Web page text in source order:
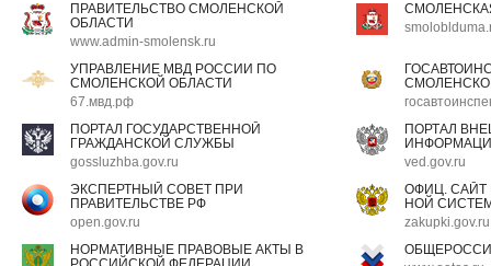
ПРАВИТЕЛЬСТВО СМОЛЕНСКОЙ
ОБЛАСТИ
www.admin-smolensk.ru
УПРАВЛЕНИЕ МВД РОССИИ ПО
СМОЛЕНСКОЙ ОБЛАСТИ
67.мвд.рф
ПОРТАЛ ГОСУДАРСТВЕННОЙ
ГРАЖДАНСКОЙ СЛУЖБЫ
gossluzhba.gov.ru
ПОРТАЛ
ved.gov.ru
ЭКСПЕРТНЫЙ СОВЕТ ПРИ
ПРАВИТЕЛЬСТВЕ РФ
open.gov.ru
ОФИЦ.
НОЙ
zakupki.gov.ru
НОРМАТИВНЫЕ ПРАВОВЫЕ АКТЫ В